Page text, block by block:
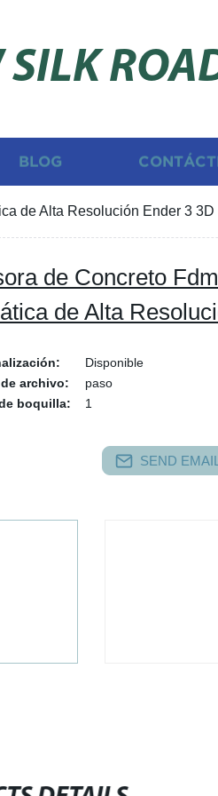
SILK
BLOG
de Alta Resolución Ender 3 3D
de Concreto
de Alta
Disponible
archivo:
paso
boquilla:
1
SEND